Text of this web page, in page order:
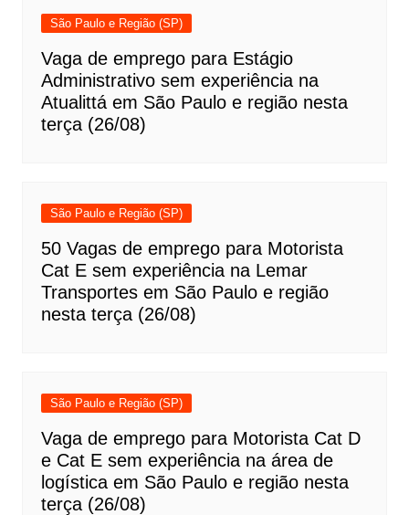
São Paulo e Região (SP)
Vaga de emprego para Estágio
Administrativo sem experiência na
Atualittá em São Paulo e região nesta
terça (26/08)
São Paulo e Região (SP)
50 Vagas de emprego para Motorista
Cat E sem experiência na Lemar
Transportes em São Paulo e região
nesta terça (26/08)
São Paulo e Região (SP)
Vaga de emprego para Motorista Cat D
e Cat E sem experiência na área de
logística em São Paulo e região nesta
terça (26/08)